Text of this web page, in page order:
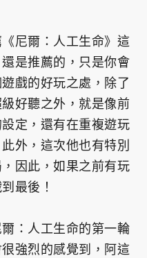
尼爾：人工生命》這
是推薦的，只是你會
戲的好玩之處，除了
好聽之外，就是像前
定，還有在重複遊玩
外，這次他也有特別
因此，如果之前有玩
最後！
：人工生命的第一輪
強烈的感覺到，阿這